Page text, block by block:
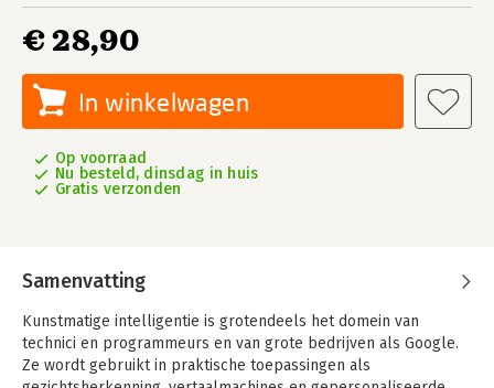
€ 28,90
In winkelwagen
Op voorraad
Nu besteld, dinsdag in huis
Gratis verzonden
Samenvatting
Kunstmatige intelligentie is grotendeels het domein van
technici en programmeurs en van grote bedrijven als Google.
Ze wordt gebruikt in praktische toepassingen als